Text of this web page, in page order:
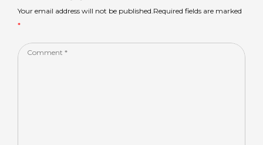
Your email address will not be published.Required fields are marked
*
Comment